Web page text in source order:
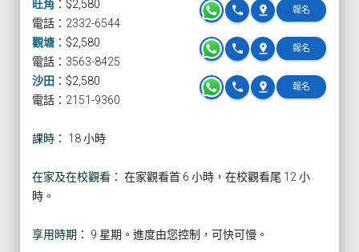
旺角 ： $2,580 報名
pin_drop
phone
電話：2332-6544
觀塘 ： $2,580 報名
pin_drop
phone
電話：3563-8425
沙田 ： $2,580 報名
pin_drop
phone
電話：2151-9360
課時： 18 小時
在家及在校觀看： 在家觀看首 6 小時，在校觀看尾 12 小
時。
享用時期： 9 星期。進度由您控制，可快可慢。